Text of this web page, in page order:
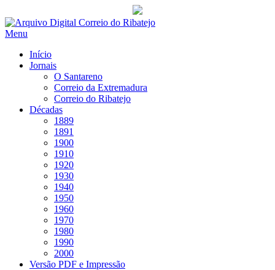
Saltar
para
Menu
Início
Jornais
O Santareno
Correio da Extremadura
Correio do Ribatejo
Décadas
1889
1891
1900
1910
1920
1930
1940
1950
1960
1970
1980
1990
2000
Versão PDF e Impressão